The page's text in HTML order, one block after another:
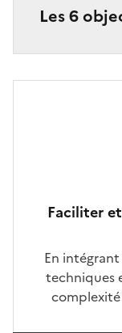
Les 6
Faciliter
En
techniques